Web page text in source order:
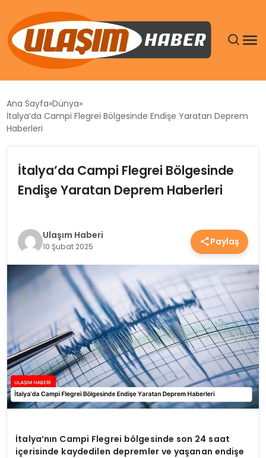
SIYASET
EKONOMI
TEKNOLOJI
SAĞLIK
Ana Sayfa Dünya
İtalya’da Campi Flegrei Bölgesinde Endişe Yaratan Deprem
Haberleri
İtalya’da Campi Flegrei Bölgesinde
Endişe Yaratan Deprem Haberleri
Ulaşım Haberi
10 Şubat 2025 Paylaş
İtalya’nın Campi Flegrei bölgesinde son 24 saat
içerisinde kaydedilen depremler ve yaşanan endişe